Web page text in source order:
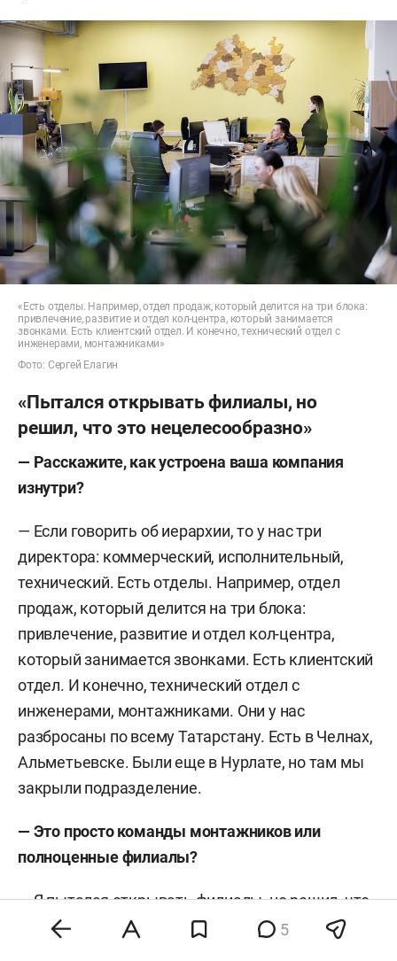
«Есть отделы. Например, отдел продаж, который делится на три блока:
привлечение, развитие и отдел кол-центра, который занимается
звонками. Есть клиентский отдел. И конечно, технический отдел с
инженерами, монтажниками»
Фото: Сергей Елагин
«Пытался открывать филиалы, но
решил, что это нецелесообразно»
— Расскажите, как устроена ваша компания
изнутри?
— Если говорить об иерархии, то у нас три
директора: коммерческий, исполнительный,
технический. Есть отделы. Например, отдел
продаж, который делится на три блока:
привлечение, развитие и отдел кол-центра,
который занимается звонками. Есть клиентский
отдел. И конечно, технический отдел с
инженерами, монтажниками. Они у нас
разбросаны по всему Татарстану. Есть в Челнах,
Альметьевске. Были еще в Нурлате, но там мы
закрыли подразделение.
— Это просто команды монтажников или
полноценные филиалы?
— Я пытался открывать филиалы, но решил, что
это нецелесообразно. Рынок так устроен, что в
5